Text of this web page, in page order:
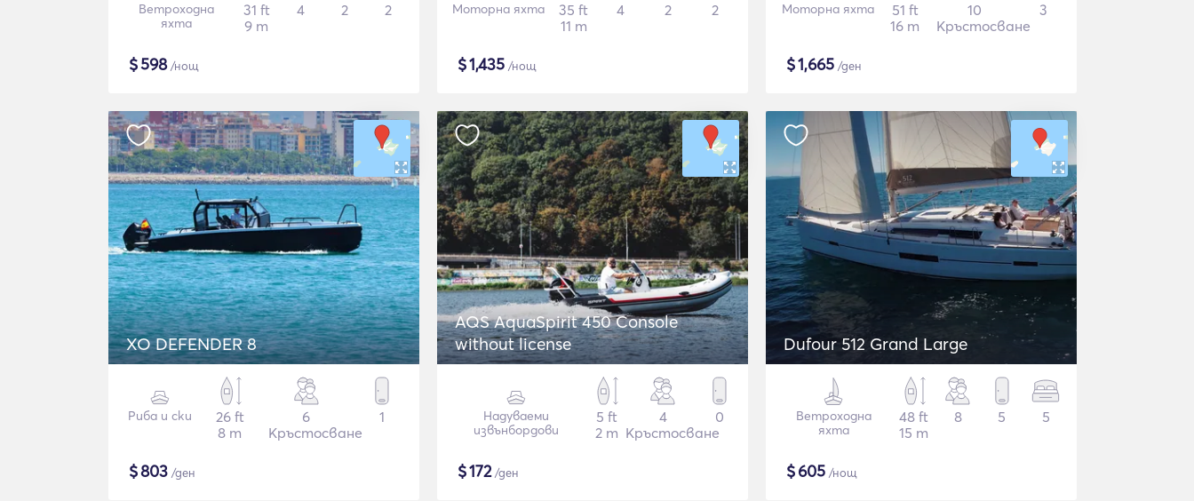
Ветроходна
яхта
31 ft
9 m
4 2 2
$598/нощ
Моторна яхта
35 ft
11 m
4 2 2
$1,435 /нощ
Моторна яхта
51 ft
16 m
10
Кръстосване
3
$1,665 /ден
XO DEFENDER 8
Риба и ски
26 ft
8 m
6
Кръстосване
1
$803 /ден
AQS AquaSpirit 450 Console
without license
Надуваеми
извънбордови
5 ft
2 m
4
Кръстосване
0
$172/ден
Dufour 512 Grand Large
Ветроходна
яхта
48 ft
15 m
8 5 5
$605 /нощ